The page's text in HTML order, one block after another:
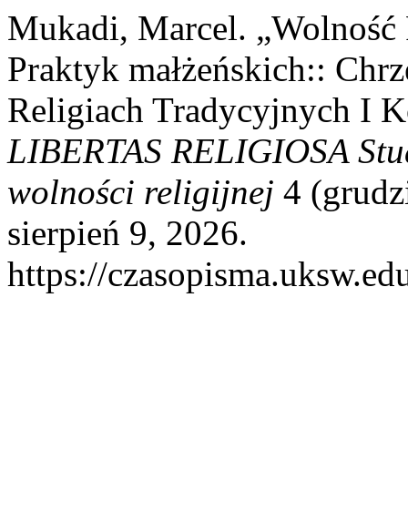
Mukadi, Marcel.
Praktyk małżeńskich::
Religiach Tradycyjnych I
LIBERTAS RELIGIOSA
wolności religijnej 4
sierpień 9, 2026.
https://